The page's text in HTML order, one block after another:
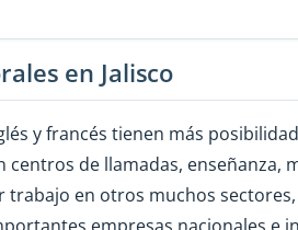
en Jalisco
y francés tienen más
centros de llamadas,
en otros muchos